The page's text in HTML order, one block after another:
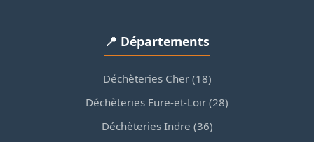
📍 Départements
Déchèteries Cher (18)
Déchèteries Eure-et-Loir (28)
Déchèteries Indre (36)